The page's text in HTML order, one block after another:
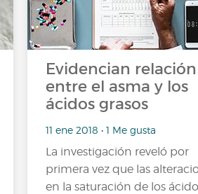
Evidencian relación
entre el asma y los
ácidos grasos
11 ene 2018 • 1 Me gusta
La investigación reveló por
primera vez que las
en la saturación de los